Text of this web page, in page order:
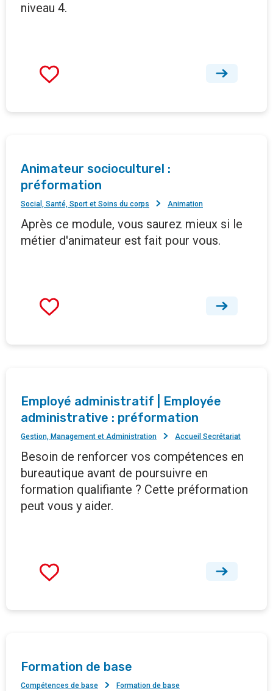
niveau 4.
Animateur socioculturel :
préformation
Social, Santé, Sport et Soins du corps Animation
Après ce module, vous saurez mieux si le
métier d'animateur est fait pour vous.
Employé administratif | Employée
administrative : préformation
Gestion, Management et Administration Accueil Secrétariat
Besoin de renforcer vos compétences en
bureautique avant de poursuivre en
formation qualifiante ? Cette préformation
peut vous y aider.
Formation de base
Compétences de base Formation de base